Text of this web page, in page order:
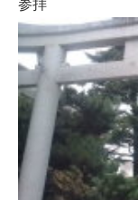
参拝